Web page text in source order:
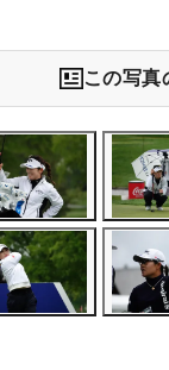
この写真